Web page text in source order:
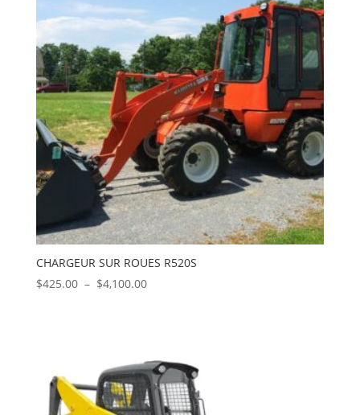
CHARGEUR SUR ROUES R520S
$425.00 – $4,100.00Plage
à
$4,100.00